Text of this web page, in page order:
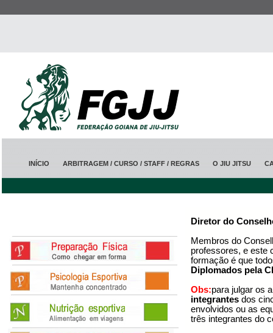
INÍCIO ARBITRAGEM / CURSO / STAFF / REGRAS O JIU JITSU
Diretor do
Membros do
professores, e este
formação é que
Diplomados pela
Obs:para julgar os
integrantesdos
envolvidos ou as
três integrantes do